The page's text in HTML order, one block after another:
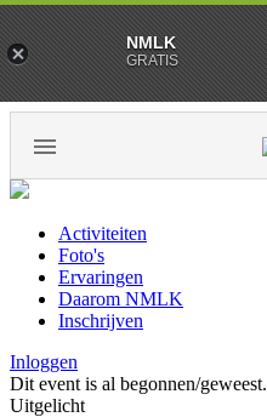
Activiteiten
Foto's
Ervaringen
Daarom NMLK
Inschrijven
Inloggen
Dit event is al begonnen/geweest.
Uitgelicht
NMLK
GRATIS